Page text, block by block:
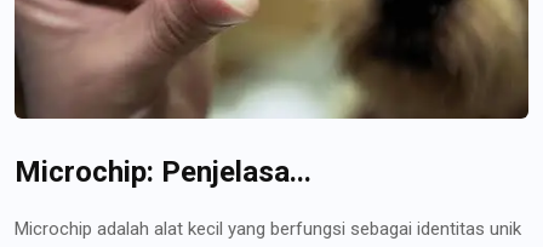
Microchip: Penjelasa...
Microchip adalah alat kecil yang berfungsi sebagai identitas unik